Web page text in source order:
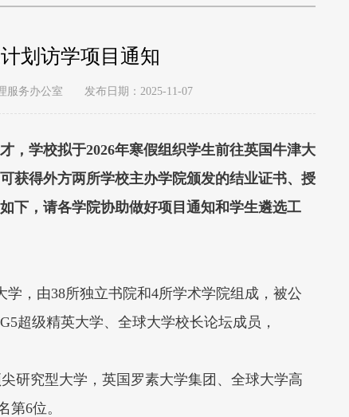
划访学项目通知
服务办公室 发布日期：2025-11-07
，学校拟于2026年寒假组织学生前往英国牛津大
获得外方两所学校主办学院颁发的结业证书、授
下，请各学院协助做好项目通知和学生遴选工
，由38所独立书院和4所学术学院组成，被公
超级精英大学、全球大学校长论坛成员，
研究型大学，英国罗素大学集团、全球大学高
第6位。